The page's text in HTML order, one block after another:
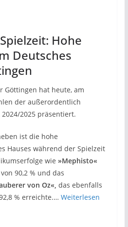
Hohe
Deutsches
Göttingen hat heute, am
der außerordentlich
2025 präsentiert.
ist die hohe
Hauses während der Spielzeit
wie »Mephisto«
90,2 % und das
von Oz«, das ebenfalls
% erreichte.… Weiterlesen